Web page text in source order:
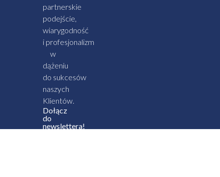
partnerskie
podejście,
wiarygodność
i profesjonalizm
w
dążeniu
do sukcesów
naszych
Klientów.
Dołącz
do
newslettera!